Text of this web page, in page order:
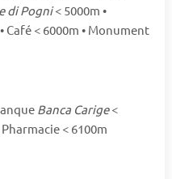
di Pogni< 5000m •
< 6000m • Monument
Banca Carige<
< 6100m